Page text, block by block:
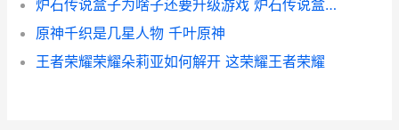
炉石传说盒子为啥子还要升级游戏 炉石传说盒子为什么
原神千织是几星人物 千叶原神
王者荣耀荣耀朵莉亚如何解开 这荣耀王者荣耀